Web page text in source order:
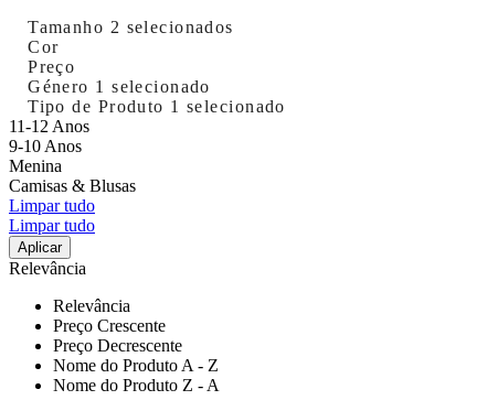
Tamanho 2 selecionados
Cor
Preço
Género 1 selecionado
Tipo de Produto 1 selecionado
11-12 Anos
9-10 Anos
Menina
Camisas & Blusas
Limpar tudo
Limpar tudo
Aplicar
Relevância
Relevância
Preço Crescente
Preço Decrescente
Nome do Produto A - Z
Nome do Produto Z - A